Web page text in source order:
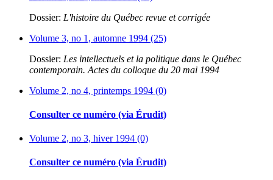
Dossier: L'histoire du Québec revue et corrigée
Volume 3, no 1, automne 1994 (25)
Dossier: Les intellectuels et la politique dans le Québec
contemporain. Actes du colloque du 20 mai 1994
Volume 2, no 4, printemps 1994 (0)
Consulter ce numéro (via Érudit)
Volume 2, no 3, hiver 1994 (0)
Consulter ce numéro (via Érudit)